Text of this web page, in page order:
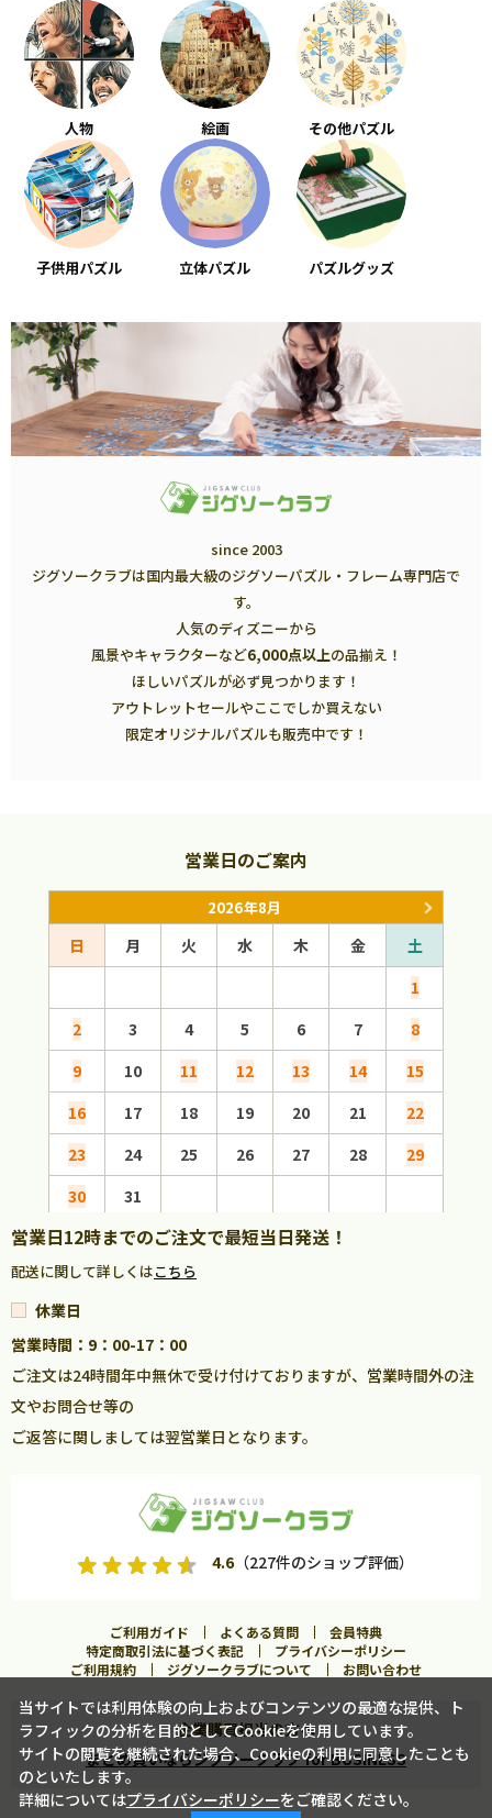
カートに入れる
この商品に合うフレームを見る
人物 絵画 その他パズル
子供用パズル 立体パズル パズルグッズ
since 2003
ジグソークラブは国内最大級のジグソーパズル・フレーム専門店で
す。
人気のディズニーから
風景やキャラクターなど6,000点以上の品揃え！
ほしいパズルが必ず見つかります！
アウトレットセールやここでしか買えない
限定オリジナルパズルも販売中です！
営業日のご案内
2026年8月
日 月 火 水 木 金
土
1
2
3 4 5 6 7
8
9
10 11 12 13 14
15
16
17 18 19 20 21
22
23
24 25 26 27 28
29
30
31
営業日12時までのご注文で最短当日発送！
配送に関して詳しくはこちら
休業日
営業時間：9：00-17：00
ご注文は24時間年中無休で受け付けておりますが、営業時間外の注
文やお問合せ等の
ご返答に関しましては翌営業日となります。
4.6（227件のショップ評価）
ご利用ガイド よくある質問
会員特典
特定商取引法に基づく表記
プライバシーポリシー
ご利用規約
ジグソークラブについて お問い合わせ
企業購買担当の方へ
まとめ買いならジグソークラブ for BUSINESS
当サイトでは利用体験の向上およびコンテンツの最適な提供、ト
ラフィックの分析を目的としてCookieを使用しています。
サイトの閲覧を継続された場合、Cookieの利用に同意したことも
のといたします。
詳細についてはプライバシーポリシーをご確認ください。